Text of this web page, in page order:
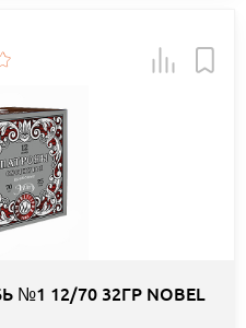
12/70 32ГР NOBEL